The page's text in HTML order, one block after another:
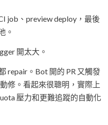
job、preview deploy，最後
。
開太大。
repair。Bot 開的 PR 又觸發
修。看起來很聰明，實際上
壓力和更難追蹤的自動化